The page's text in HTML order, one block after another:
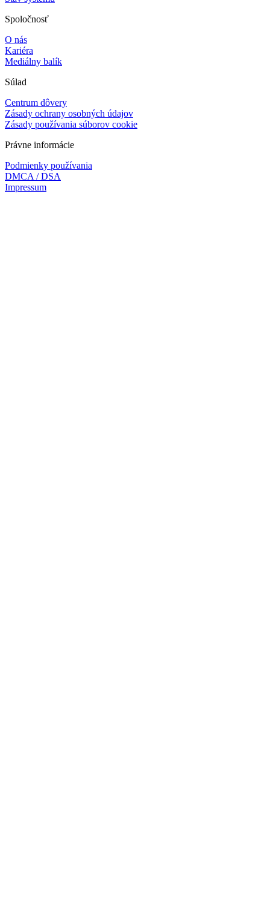
Spoločnosť
O nás
Kariéra
Mediálny balík
Súlad
Centrum dôvery
Zásady ochrany osobných údajov
Zásady používania súborov cookie
Právne informácie
Podmienky používania
DMCA / DSA
Impressum